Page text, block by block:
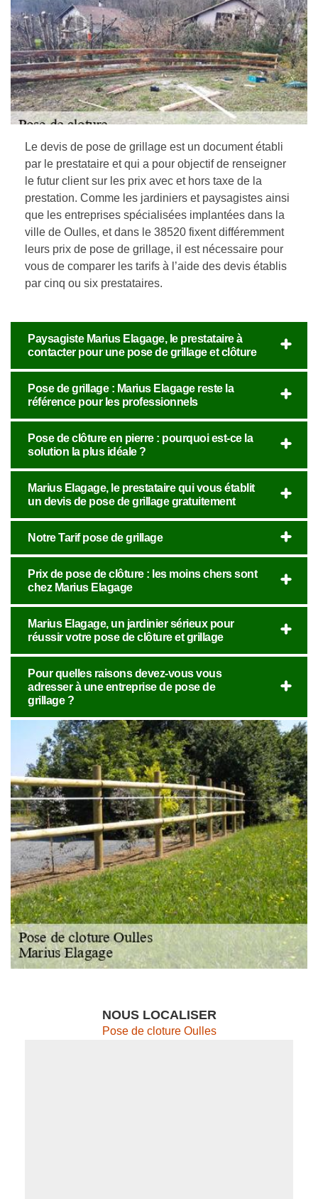
Le devis de pose de grillage est un document établi
par le prestataire et qui a pour objectif de renseigner
le futur client sur les prix avec et hors taxe de la
prestation. Comme les jardiniers et paysagistes ainsi
que les entreprises spécialisées implantées dans la
ville de Oulles, et dans le 38520 fixent différemment
leurs prix de pose de grillage, il est nécessaire pour
vous de comparer les tarifs à l’aide des devis établis
par cinq ou six prestataires.
Paysagiste Marius Elagage, le prestataire à
contacter pour une pose de grillage et clôture
Pose de grillage : Marius Elagage reste la
référence pour les professionnels
Pose de clôture en pierre : pourquoi est-ce la
solution la plus idéale ?
Marius Elagage, le prestataire qui vous établit
un devis de pose de grillage gratuitement
Notre Tarif pose de grillage
Prix de pose de clôture : les moins chers sont
chez Marius Elagage
Marius Elagage, un jardinier sérieux pour
réussir votre pose de clôture et grillage
Pour quelles raisons devez-vous vous
adresser à une entreprise de pose de
grillage ?
NOUS LOCALISER
Pose de cloture Oulles